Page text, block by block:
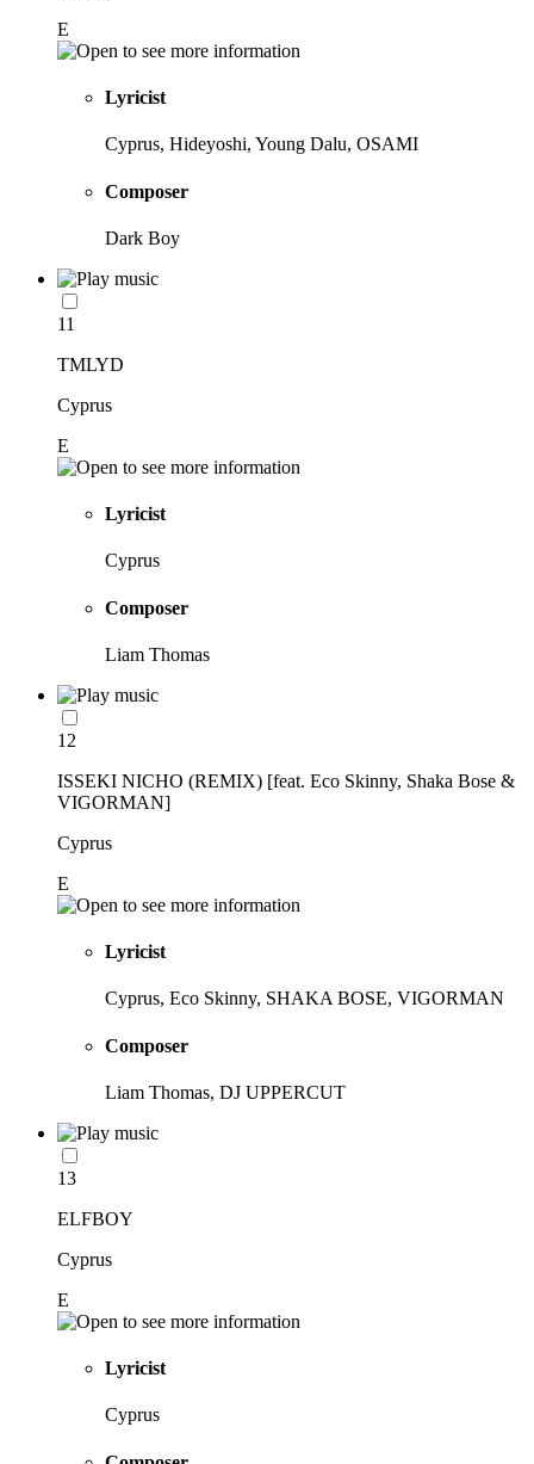
E
Lyricist
Cyprus, Hideyoshi, Young Dalu, OSAMI
Composer
Dark Boy
11
TMLYD
Cyprus
E
Lyricist
Cyprus
Composer
Liam Thomas
12
ISSEKI NICHO (REMIX) [feat. Eco Skinny, Shaka Bose &
VIGORMAN]
Cyprus
E
Lyricist
Cyprus, Eco Skinny, SHAKA BOSE, VIGORMAN
Composer
Liam Thomas, DJ UPPERCUT
13
ELFBOY
Cyprus
E
Lyricist
Cyprus